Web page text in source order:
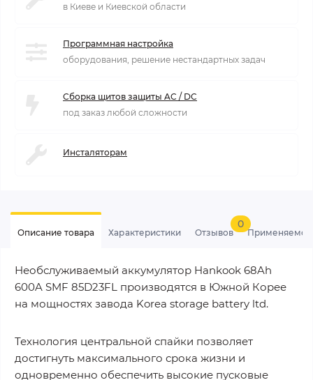
в Киеве и Киевской области
Программная настройка
оборудования, решение нестандартных задач
Сборка щитов защиты AC / DC
под заказ любой сложности
Инсталяторам
Описание товара Характеристики Отзывов
0
Необслуживаемый аккумулятор Hankook 68Ah
600A SMF 85D23FL производятся в Южной Корее
на мощностях завода Korea storage battery ltd.
Технология центральной спайки позволяет
достигнуть максимального срока жизни и
одновременно обеспечить высокие пусковые